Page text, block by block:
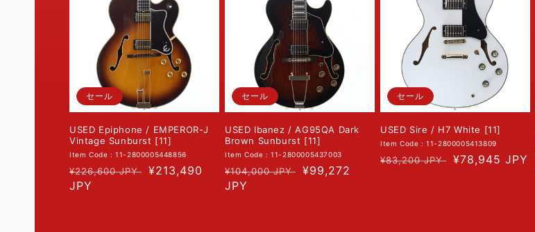
セール
USED Epiphone / EMPEROR-J
Vintage Sunburst [11]
Item Code : 11-2800005448856
通
常
¥226,600 JPY
セ
¥213,490
JPY
セール
USED Ibanez / AG95QA Dark
Brown Sunburst [11]
Item Code : 11-2800005437003
通
常
¥104,000 JPY
セ
¥99,272
JPY
セール
USED Sire / H7 White [11]
Item Code : 11-2800005413809
通
¥83,200 JPY
セ
¥78,945 JPY